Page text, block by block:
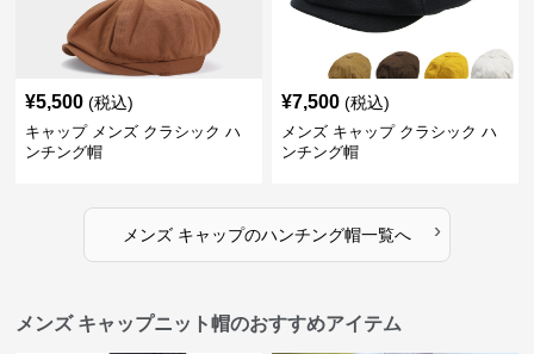
¥5,500 (税込)
キャップ メンズ クラシック ハ
ンチング帽
¥7,500 (税込)
メンズ キャップ クラシック ハ
ンチング帽
メンズ キャップのハンチング帽一覧へ ›
メンズ キャップニット帽のおすすめアイテム